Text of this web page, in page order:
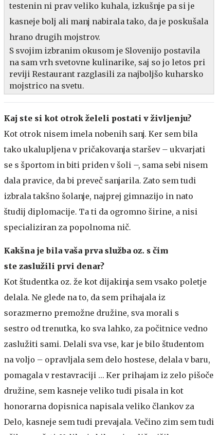
testenin ni prav veliko kuhala, izkušnje pa si je
kasneje bolj ali manj nabirala tako, da je poskušala
hrano drugih mojstrov.
S svojim izbranim okusom je Slovenijo postavila
na sam vrh svetovne kulinarike, saj so jo letos pri
reviji Restaurant razglasili za najboljšo kuharsko
mojstrico na svetu.
Kaj ste si kot otrok želeli postati v življenju?
Kot otrok nisem imela nobenih sanj. Ker sem bila
tako ukalupljena v pričakovanja staršev – ukvarjati
se s športom in biti priden v šoli –, sama sebi nisem
dala pravice, da bi preveč sanjarila. Zato sem tudi
izbrala takšno šolanje, najprej gimnazijo in nato
študij diplomacije. Ta ti da ogromno širine, a nisi
specializiran za popolnoma nič.
Kakšna je bila vaša prva služba oz. s čim
ste zaslužili prvi denar?
Kot študentka oz. že kot dijakinja sem vsako poletje
delala. Ne glede na to, da sem prihajala iz
sorazmerno premožne družine, sva morali s
sestro od trenutka, ko sva lahko, za počitnice vedno
zaslužiti sami. Delali sva vse, kar je bilo študentom
na voljo – opravljala sem delo hostese, delala v baru,
pomagala v restavraciji … Ker prihajam iz zelo pišoče
družine, sem kasneje veliko tudi pisala in kot
honorarna dopisnica napisala veliko člankov za
Delo, kasneje sem tudi prevajala. Večino zim sem tudi